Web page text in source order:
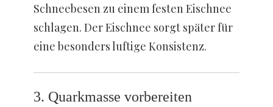
Schneebesen zu einem festen Eischnee
schlagen. Der Eischnee sorgt später für
eine besonders luftige Konsistenz.
3. Quarkmasse vorbereiten